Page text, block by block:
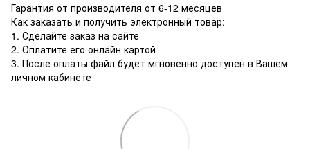
Гарантия от производителя от 6-12 месяцев
Как заказать и получить электронный товар:
1. Сделайте заказ на сайте
2. Оплатите его онлайн картой
3. После оплаты файл будет мгновенно доступен в Вашем
личном кабинете